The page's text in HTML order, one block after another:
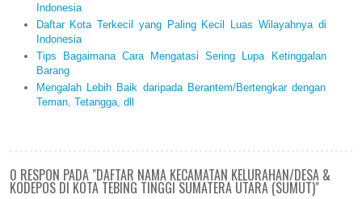
Indonesia
Daftar Kota Terkecil yang Paling Kecil Luas Wilayahnya di
Indonesia
Tips Bagaimana Cara Mengatasi Sering Lupa Ketinggalan
Barang
Mengalah Lebih Baik daripada Berantem/Bertengkar dengan
Teman, Tetangga, dll
0 RESPON PADA "DAFTAR NAMA KECAMATAN KELURAHAN/DESA &
KODEPOS DI KOTA TEBING TINGGI SUMATERA UTARA (SUMUT)"